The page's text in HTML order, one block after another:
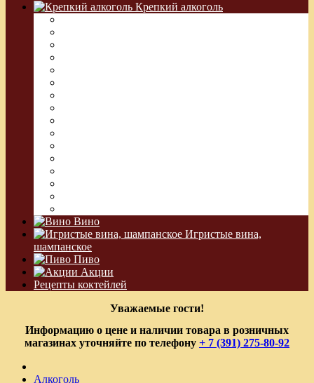
Крепкий алкоголь
Вино
Игристые вина,
шампанское
Пиво
Акции
Рецепты коктейлей
Уважаемые гости!
Информацию о цене и наличии товара в розничных
магазинах уточняйте по телефону + 7 (391) 275-80-92
Алкоголь